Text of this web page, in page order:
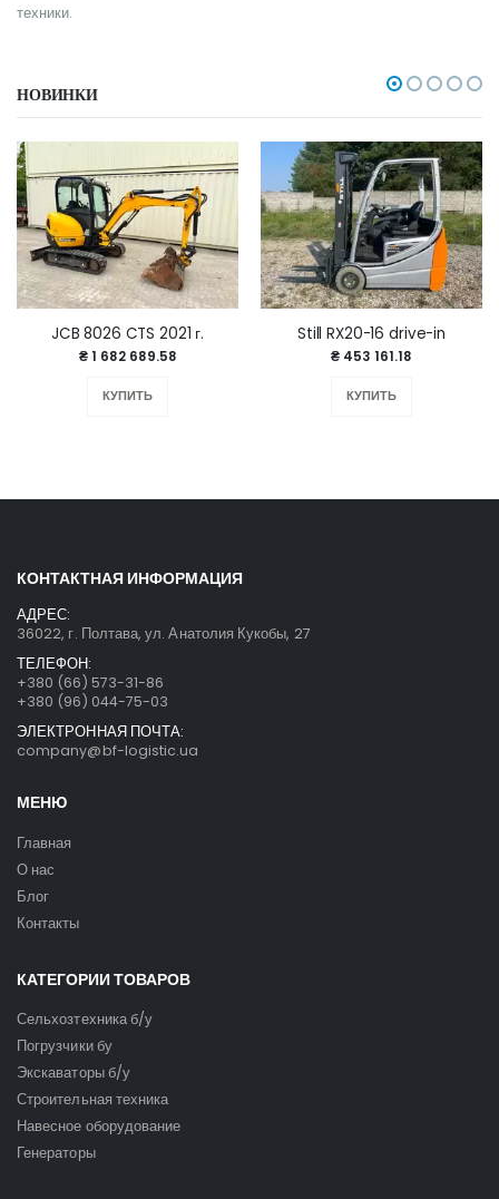
техники.
НОВИНКИ
JCB 8026 CTS 2021 г.
₴ 1 682 689.58
КУПИТЬ
Still RX20-16 drive-in
₴ 453 161.18
КУПИТЬ
КОНТАКТНАЯ ИНФОРМАЦИЯ
АДРЕС:
36022, г. Полтава, ул. Анатолия Кукобы, 27
ТЕЛЕФОН:
+380 (66) 573-31-86
+380 (96) 044-75-03
ЭЛЕКТРОННАЯ ПОЧТА:
company@bf-logistic.ua
МЕНЮ
Главная
О нас
Блог
Контакты
КАТЕГОРИИ ТОВАРОВ
Сельхозтехника б/у
Погрузчики бу
Экскаваторы б/у
Строительная техника
Навесное оборудование
Генераторы